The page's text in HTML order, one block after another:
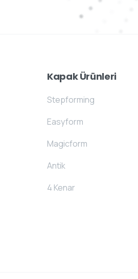
Kapak Ürünleri
Stepforming
Easyform
Magicform
Antik
4 Kenar